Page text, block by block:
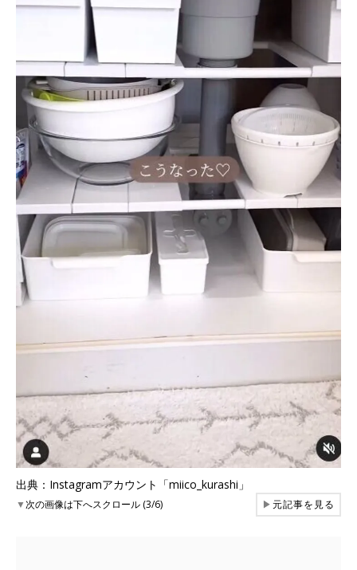
出典：Instagramアカウント「miico_kurashi」
▼次の画像は下へスクロール (3/6) ▶元記事を見る